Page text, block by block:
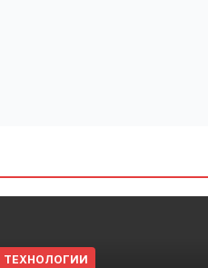
ТЕХНОЛОГИИ